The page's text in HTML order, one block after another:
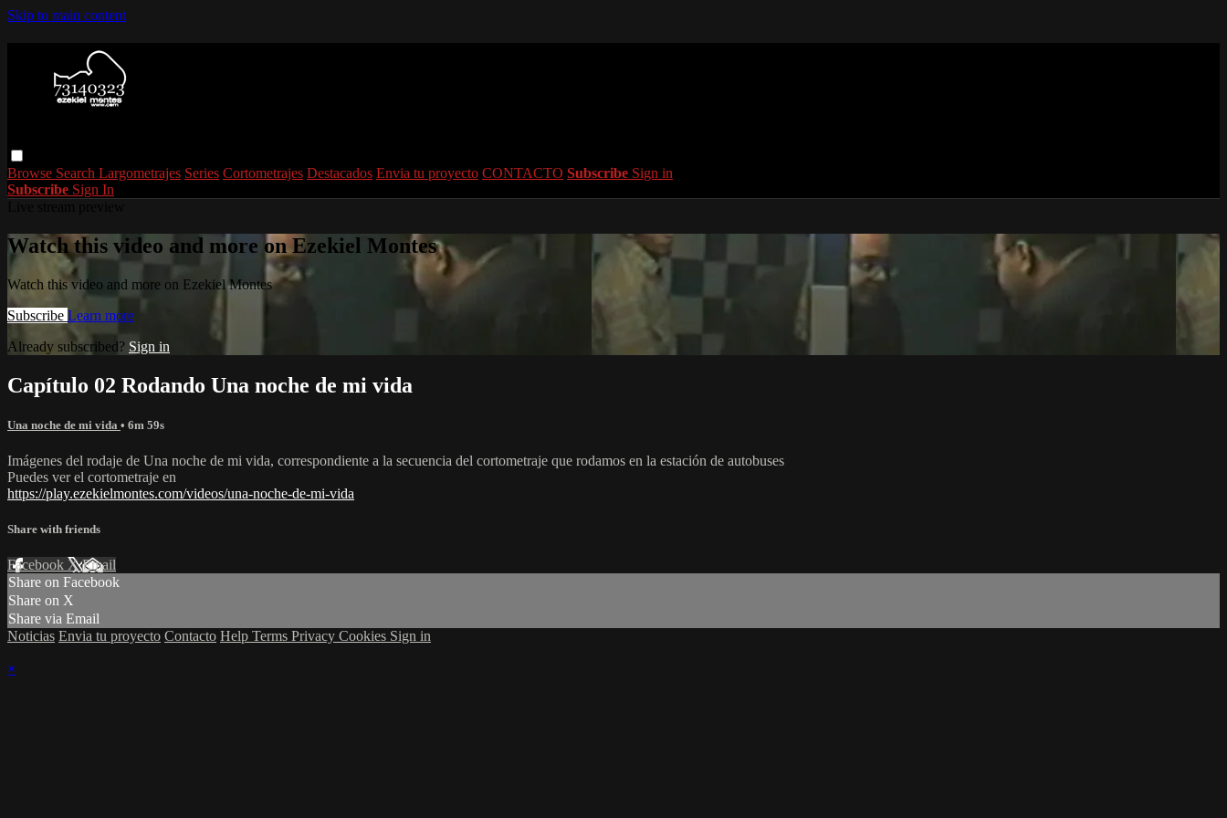
Skip to main content
Browse Search Largometrajes Series Cortometrajes Destacados Envia tu proyecto CONTACTO Subscribe Sign in
Subscribe Sign In
Watch this video and more on Ezekiel Montes
Watch this video and more on Ezekiel Montes
Subscribe Learn more
Already subscribed? Sign in
Capítulo 02 Rodando Una noche de mi vida
Una noche de mi vida • 6m 59s
Imágenes del rodaje de Una noche de mi vida, correspondiente a la secuencia del cortometraje que rodamos en la estación de autobuses
Puedes ver el cortometraje en
https://play.ezekielmontes.com/videos/una-noche-de-mi-vida
Share with friends
Facebook XEmail
Share on Facebook
Share on X
Share via Email
Noticias Envia tu proyecto Contacto Help Terms Privacy Cookies Sign in
×